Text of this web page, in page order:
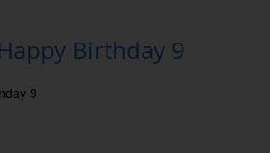
Birthday 9
9